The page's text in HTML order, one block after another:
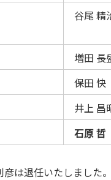
谷尾 精
増田 長
保田 快
井上 昌
石原 哲
は退任いたしました